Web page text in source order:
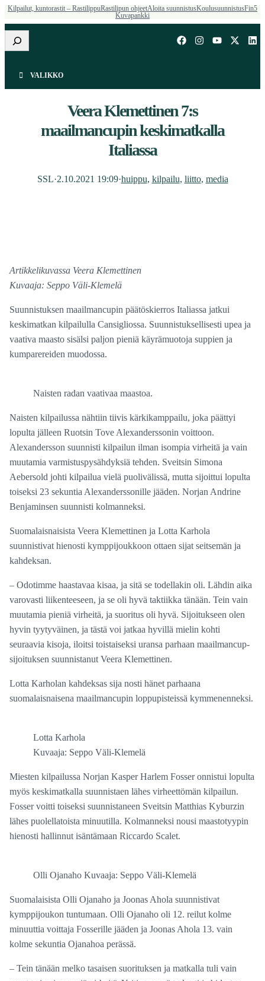
Kilpailut, kuntorastit – RastilippuRastilipun ohjeetAloita suunnistusKoulusuunnistusFin5
Kuvapankki
Etsi
VALIKKO
Veera Klemettinen 7:s
maailmancupin keskimatkalla
Italiassa
SSL·2.10.2021 19:09·huippu, kilpailu, liitto, media
Artikkelikuvassa Veera Klemettinen
Kuvaaja: Seppo Väli-Klemelä
Suunnistuksen maailmancupin päätöskierros Italiassa jatkui
keskimatkan kilpailulla Cansigliossa. Suunnistuksellisesti upea ja
vaativa maasto sisälsi paljon pieniä käyrämuotoja suppien ja
kumparereiden muodossa.
Naisten radan vaativaa maastoa.
Naisten kilpailussa nähtiin tiivis kärkikamppailu, joka päättyi
lopulta jälleen Ruotsin Tove Alexanderssonin voittoon.
Alexandersson suunnisti kilpailun ilman isompia virheitä ja vain
muutamia varmistuspysähdyksiä tehden. Sveitsin Simona
Aebersold johti kilpailua vielä puolivälissä, mutta sijoittui lopulta
toiseksi 23 sekuntia Alexanderssonille jääden. Norjan Andrine
Benjaminsen suunnisti kolmanneksi.
Suomalaisnaisista Veera Klemettinen ja Lotta Karhola
suunnistivat hienosti kymppijoukkoon ottaen sijat seitsemän ja
kahdeksan.
– Odotimme haastavaa kisaa, ja sitä se todellakin oli. Lähdin aika
varovasti liikenteeseen, ja se oli hyvä taktiikka tänään. Tein vain
muutamia pieniä virheitä, ja suoritus oli hyvä. Sijoitukseen olen
hyvin tyytyväinen, ja tästä voi jatkaa hyvillä mielin kohti
seuraavia kisoja, iloitsi toistaiseksi uransa parhaan maailmancup-
sijoituksen suunnistanut Veera Klemettinen.
Lotta Karholan kahdeksas sija nosti hänet parhaana
suomalaisnaisena maailmancupin loppupisteissä kymmenenneksi.
Lotta Karhola
Kuvaaja: Seppo Väli-Klemelä
Miesten kilpailussa Norjan Kasper Harlem Fosser onnistui lopulta
myös keskimatkalla suunnistaen lähes virheettömän kilpailun.
Fosser voitti toiseksi suunnistaneen Sveitsin Matthias Kyburzin
lähes puolellatoista minuutilla. Kolmanneksi nousi maastotyypin
hienosti hallinnut isäntämaan Riccardo Scalet.
Olli Ojanaho Kuvaaja: Seppo Väli-Klemelä
Suomalaisista Olli Ojanaho ja Joonas Ahola suunnistivat
kymppijoukon tuntumaan. Olli Ojanaho oli 12. reilut kolme
minuuttia voittaja Fosserille jääden ja Joonas Ahola 13. vain
kolme sekuntia Ojanahoa perässä.
– Tein tänään melko tasaisen suorituksen ja matkalla tuli vain